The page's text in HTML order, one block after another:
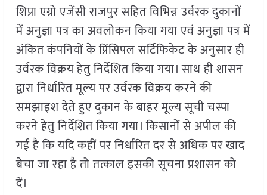
शिप्रा एग्रो एजेंसी राजपुर सहित विभिन्न उर्वरक दुकानों
में अनुज्ञा पत्र का अवलोकन किया गया एवं अनुज्ञा पत्र में
अंकित कंपनियों के प्रिंसिपल सर्टिफिकेट के अनुसार ही
उर्वरक विक्रय हेतु निर्देशित किया गया। साथ ही शासन
द्वारा निर्धारित मूल्य पर उर्वरक विक्रय करने की
समझाइश देते हुए दुकान के बाहर मूल्य सूची चस्पा
करने हेतु निर्देशित किया गया। किसानों से अपील की
गई है कि यदि कहीं पर निर्धारित दर से अधिक पर खाद
बेचा जा रहा है तो तत्काल इसकी सूचना प्रशासन को
दें।